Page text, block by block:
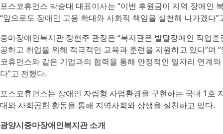
포스코휴먼스 박승대 대표이사는 “이번 후원금이 지역 장애인
“앞으로도 장애인 고용 확대와 사회적 책임을 실천해 나가겠다”
중마장애인복지관 정헌주 관장은 “복지관은 발달장애인 직업
공하고 취업을 위해 적극적인 교육과 훈련을 지원하고 있다”며
코휴먼스와 같은 기업과의 협력을 통해 안정적인 일자리 연계
다”고 전했다.
포스코휴먼스는 장애인 자립형 사업환경을 구현하는 국내 1호
대와 사회공헌 활동을 통해 지역사회와 상생을 실천하고 있다.
광양시중마장애인복지관 소개